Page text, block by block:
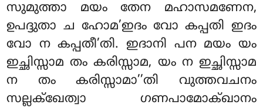
സുമുത്താ മയം തേന മഹാസമണേന,
ഉപദ്ദുതാ ച ഹോമ’ഇദം വോ കപ്പതി ഇദം
വോ ന കപ്പതീ’തി. ഇദാനി പന മയം യം
ഇച്ഛിസ്സാമ തം കരിസ്സാമ, യം ന ഇച്ഛിസ്സാമ
ന തം കരിസ്സാമാ’’തി വുത്തവചനം
സല്ലക്ഖേത്വാ ഗണപാമോക്ഖാനം